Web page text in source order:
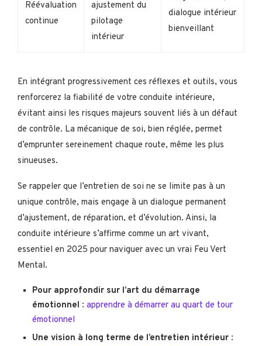
Réévaluation
continue
ajustement du
pilotage
intérieur
dialogue intérieur
bienveillant
En intégrant progressivement ces réflexes et outils, vous
renforcerez la fiabilité de votre conduite intérieure,
évitant ainsi les risques majeurs souvent liés à un défaut
de contrôle. La mécanique de soi, bien réglée, permet
d’emprunter sereinement chaque route, même les plus
sinueuses.
Se rappeler que l’entretien de soi ne se limite pas à un
unique contrôle, mais engage à un dialogue permanent
d’ajustement, de réparation, et d’évolution. Ainsi, la
conduite intérieure s’affirme comme un art vivant,
essentiel en 2025 pour naviguer avec un vrai Feu Vert
Mental.
Pour approfondir sur l’art du démarrage
émotionnel : apprendre à démarrer au quart de tour
émotionnel
Une vision à long terme de l’entretien intérieur :